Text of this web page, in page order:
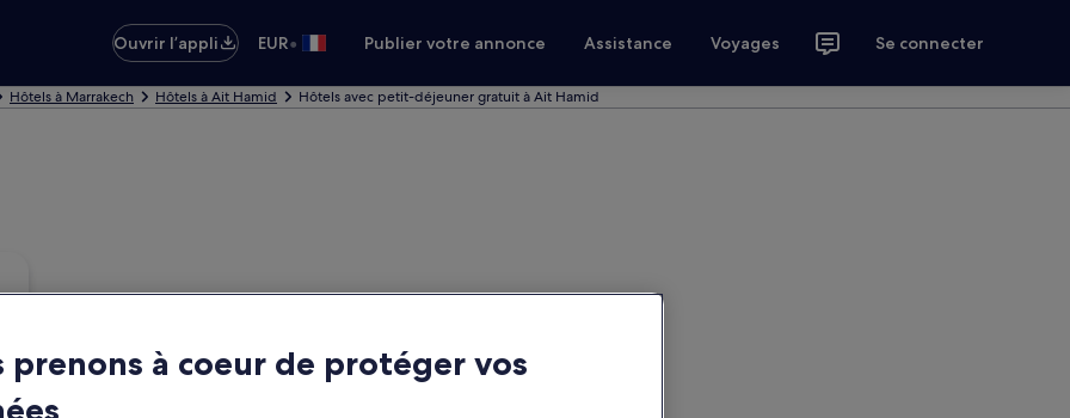
Ouvrir l’appli
EUR• Publier votre annonce Assistance Voyages Se connecter
Hôtels à Marrakech Hôtels à Ait Hamid Hôtels avec petit-déjeuner gratuit à Ait Hamid
prenons à coeur de protéger vos